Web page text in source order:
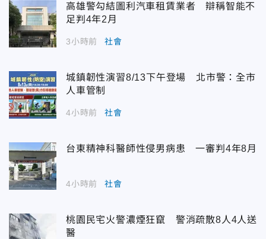
高雄警勾結圖利汽車租賃業者 辯稱智能不
足判4年2月
3小時前 社會
城鎮韌性演習8/13下午登場 北市警：全市
人車管制
4小時前 社會
台東精神科醫師性侵男病患 一審判4年8月
4小時前 社會
桃園民宅火警濃煙狂竄 警消疏散8人4人送
醫